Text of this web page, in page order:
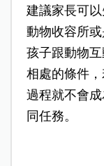
建議家長可以
動物收容所
孩子跟動物
相處的條件
過程就不會
同任務。